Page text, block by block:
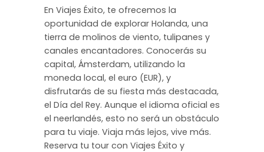
En Viajes Éxito, te ofrecemos la
oportunidad de explorar Holanda, una
tierra de molinos de viento, tulipanes y
canales encantadores. Conocerás su
capital, Ámsterdam, utilizando la
moneda local, el euro (EUR), y
disfrutarás de su fiesta más destacada,
el Día del Rey. Aunque el idioma oficial es
el neerlandés, esto no será un obstáculo
para tu viaje. Viaja más lejos, vive más.
Reserva tu tour con Viajes Éxito y